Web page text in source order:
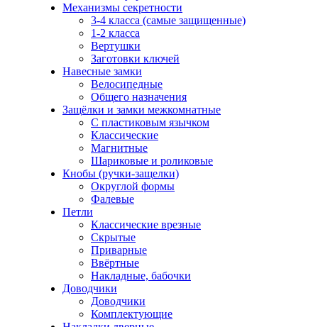
Механизмы секретности
3-4 класса (самые защищенные)
1-2 класса
Вертушки
Заготовки ключей
Навесные замки
Велосипедные
Общего назначения
Защёлки и замки межкомнатные
С пластиковым язычком
Классические
Магнитные
Шариковые и роликовые
Кнобы (ручки-защелки)
Округлой формы
Фалевые
Петли
Классические врезные
Скрытые
Приварные
Ввёртные
Накладные, бабочки
Доводчики
Доводчики
Комплектующие